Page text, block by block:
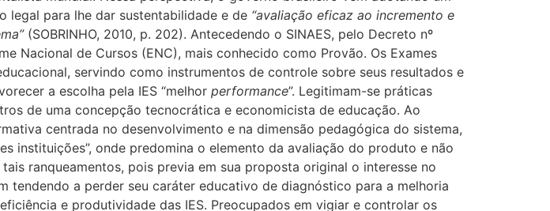
legal para lhe dar sustentabilidade e de “avaliação eficaz ao incremento e
(SOBRINHO, 2010, p. 202). Antecedendo o SINAES, pelo Decreto nº
Nacional de Cursos (ENC), mais conhecido como Provão. Os Exames
servindo como instrumentos de controle sobre seus resultados e
a escolha pela IES “melhor performance”. Legitimam-se práticas
de uma concepção tecnocrática e economicista de educação. Ao
centrada no desenvolvimento e na dimensão pedagógica do sistema,
instituições”, onde predomina o elemento da avaliação do produto e não
ranqueamentos, pois previa em sua proposta original o interesse no
tendendo a perder seu caráter educativo de diagnóstico para a melhoria
e produtividade das IES. Preocupados em vigiar e controlar os